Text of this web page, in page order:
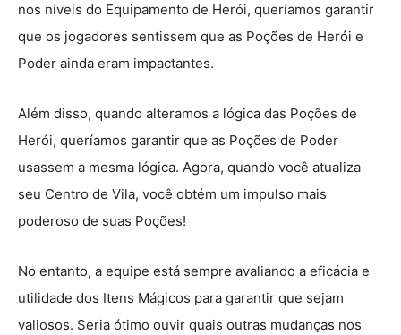
nos níveis do Equipamento de Herói, queríamos garantir
que os jogadores sentissem que as Poções de Herói e
Poder ainda eram impactantes.
Além disso, quando alteramos a lógica das Poções de
Herói, queríamos garantir que as Poções de Poder
usassem a mesma lógica. Agora, quando você atualiza
seu Centro de Vila, você obtém um impulso mais
poderoso de suas Poções!
No entanto, a equipe está sempre avaliando a eficácia e
utilidade dos Itens Mágicos para garantir que sejam
valiosos. Seria ótimo ouvir quais outras mudanças nos